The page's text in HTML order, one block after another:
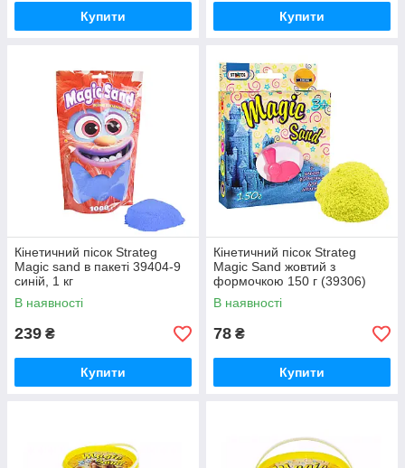
Купити Купити
Кінетичний пісок Strateg
Magic sand в пакеті 39404-9
синій, 1 кг
В наявності
239 ₴
Купити
Кінетичний пісок Strateg
Magic Sand жовтий з
формочкою 150 г (39306)
В наявності
78 ₴
Купити